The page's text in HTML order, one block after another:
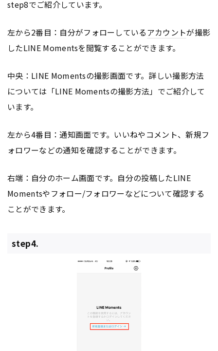
step8でご紹介しています。
左から2番目：自分がフォローしているアカウントが撮影
したLINE Momentsを閲覧することができます。
中央：LINE Momentsの撮影画面です。詳しい撮影方法
については「LINE Momentsの撮影方法」でご紹介して
います。
左から4番目：通知画面です。いいねやコメント、新規フ
ォロワーなどの通知を確認することができます。
右端：自分のホーム画面です。自分の投稿したLINE
Momentsやフォロー/フォロワーなどについて確認する
ことができます。
step4.